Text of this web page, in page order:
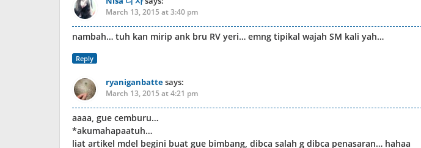
March 13, 2015 at 3:40 pm
nambah… tuh kan mirip ank bru RV yeri… emng tipikal wajah SM kali yah…
Reply
ryaniganbattesays:
March 13, 2015 at 4:21 pm
aaaa, gue cemburu…
*akumahapaatuh…
liat artikel mdel begini buat gue bimbang, dibca salah g dibca penasaran… hahaa